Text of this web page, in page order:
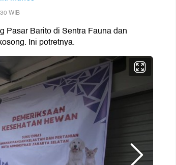
WIB
Pasar Barito di Sentra Fauna dan
Ini potretnya.